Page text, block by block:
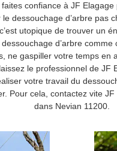
confiance à JF
dessouchage d’arbre pas
utopique de trouver un
d’arbre comme
ne gaspiller votre temps en
le professionnel de JF
votre travail du
Pour cela, contactez vite
dans Nevian 11200.